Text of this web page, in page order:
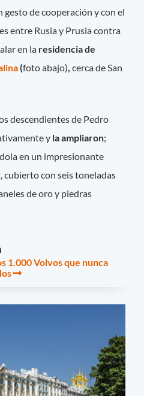
gesto de cooperación y con el
entre Rusia y Prusia contra
en la residencia de
(foto abajo),cerca de San
descendientes de Pedro
y la ampliaron;
en un impresionante
cubierto con seis toneladas
de oro y piedras
1.000 Volvos que nunca